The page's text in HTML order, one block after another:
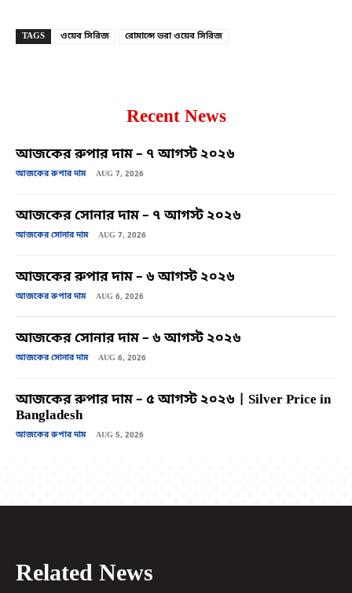
TAGS ওয়েব সিরিজ রোমান্সে ভরা ওয়েব সিরিজ
Recent News
আজকের রুপার দাম – ৭ আগস্ট ২০২৬
আজকের রুপার দাম AUG 7, 2026
আজকের সোনার দাম – ৭ আগস্ট ২০২৬
আজকের সোনার দাম AUG 7, 2026
আজকের রুপার দাম – ৬ আগস্ট ২০২৬
আজকের রুপার দাম AUG 6, 2026
আজকের সোনার দাম – ৬ আগস্ট ২০২৬
আজকের সোনার দাম AUG 6, 2026
আজকের রুপার দাম – ৫ আগস্ট ২০২৬ | Silver Price in
Bangladesh
আজকের রুপার দাম AUG 5, 2026
Related News